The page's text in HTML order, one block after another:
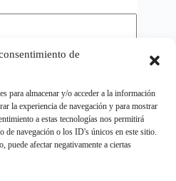
de
para almacenar y/o acceder a la información
la experiencia de navegación y para mostrar
a estas tecnologías nos permitirá
de navegación o los ID's únicos en este sitio.
puede afectar negativamente a ciertas